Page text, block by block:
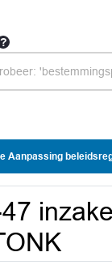
beleidsregels
inzake